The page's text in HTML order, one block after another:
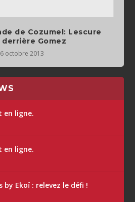
de Cozumel: Lescure
derrière Gomez
6 octobre 2013
en ligne.
en ligne.
by Ekoï : relevez le défi !